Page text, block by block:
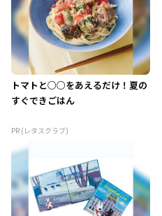
トマトと○○をあえるだけ！夏の
すぐできごはん
PR (レタスクラブ)